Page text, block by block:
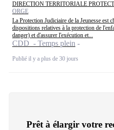
DIRECTION TERRITORIALE
ORGE
La Protection Judiciaire de la Jeunesse est
dispositions relatives à la protection de
danger) et d'assurer l'exécution et...
CDD - Temps plein
Publié il y a plus de 30 jours
Prêt à élargir votre